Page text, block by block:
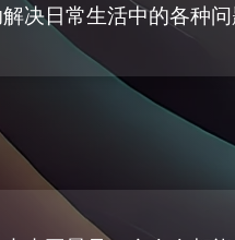
解决日常生活中的各种